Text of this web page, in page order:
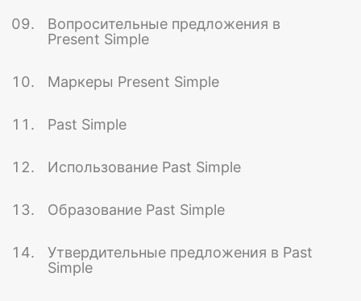
Вопросительные предложения в
Present Simple
Маркеры Present Simple
Past Simple
Использование Past Simple
Образование Past Simple
Утвердительные предложения в Past
Simple